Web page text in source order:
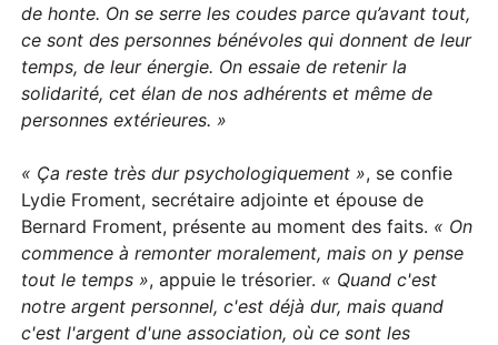
de honte. On se serre les coudes parce qu’avant tout,
ce sont des personnes bénévoles qui donnent de leur
temps, de leur énergie. On essaie de retenir la
solidarité, cet élan de nos adhérents et même de
personnes extérieures. »
« Ça reste très dur psychologiquement », se confie
Lydie Froment, secrétaire adjointe et épouse de
Bernard Froment, présente au moment des faits. « On
commence à remonter moralement, mais on y pense
tout le temps », appuie le trésorier. « Quand c'est
notre argent personnel, c'est déjà dur, mais quand
c'est l'argent d'une association, où ce sont les